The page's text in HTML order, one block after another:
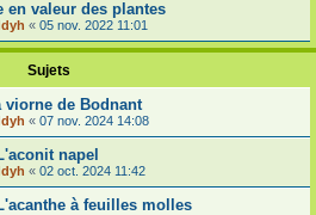
en valeur des plantes
« 05 nov. 2022 11:01
Sujets
viorne de Bodnant
« 07 nov. 2024 14:08
napel
« 02 oct. 2024 11:42
à feuilles molles